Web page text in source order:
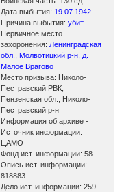
Дата выбытия: 19.07.1942
Причина выбытия:убит
Первичное место
захоронения: Ленинградская
обл., Молвотицкий р-н, д.
Малое Врагово
Место призыва: Николо-
Пестравский РВК,
Пензенская обл., Николо-
Пестравский р-н
Информация об архиве -
Источник информации:
ЦАМО
Фонд ист. информации: 58
Опись ист. информации:
818883
Дело ист. информации: 259